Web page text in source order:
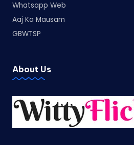
Whatsapp Web
Aaj Ka Mausam
GBWTSP
About Us